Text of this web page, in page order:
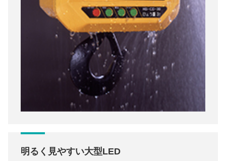
明るく見やすい大型LED